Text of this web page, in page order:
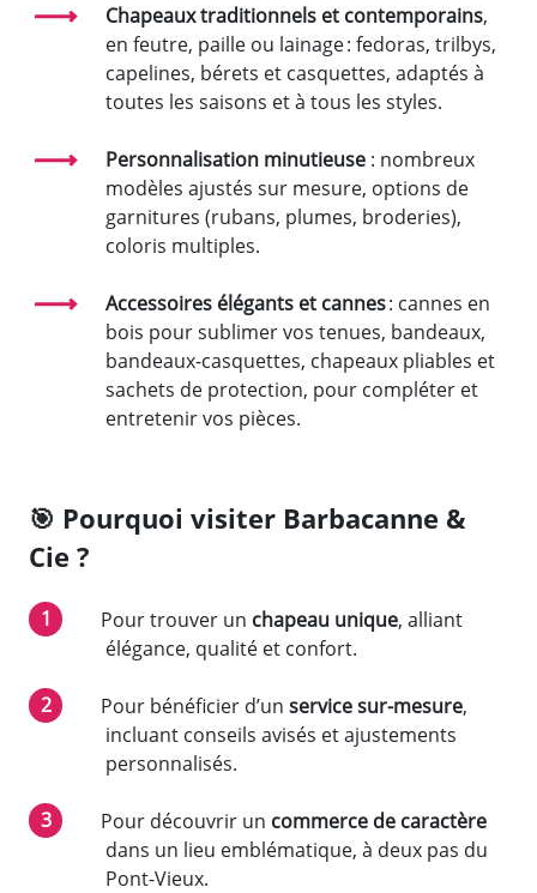
Chapeaux traditionnels et contemporains,
en feutre, paille ou lainage : fedoras, trilbys,
capelines, bérets et casquettes, adaptés à
toutes les saisons et à tous les styles.
Personnalisation minutieuse : nombreux
modèles ajustés sur mesure, options de
garnitures (rubans, plumes, broderies),
coloris multiples.
Accessoires élégants et cannes: cannes en
bois pour sublimer vos tenues, bandeaux,
bandeaux-casquettes, chapeaux pliables et
sachets de protection, pour compléter et
entretenir vos pièces.
🎯 Pourquoi visiter Barbacanne &
Cie ?
Pour trouver un chapeau unique, alliant
élégance, qualité et confort.
Pour bénéficier d’unservice sur-mesure,
incluant conseils avisés et ajustements
personnalisés.
Pour découvrir un commerce de caractère
dans un lieu emblématique, à deux pas du
Pont-Vieux.